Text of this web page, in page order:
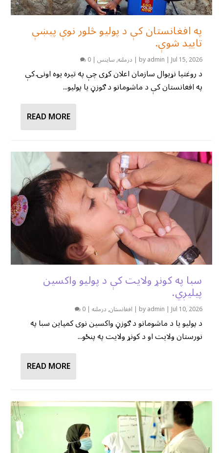
په افغانستان کې د پولیو څلور نوې پیښې
تایید شوې.
byadmin |Jul 15, 2026
| درملنه,ساینس |
0
د روغتیا نړیوال سازمان اعلان کړی چې په تیره یوه اونۍ کې
په افغانستان کې د ماشومانو د ګوزڼ یا پولیو...
READ MORE
سبا په کونړ ولایت کې د پولیو واکسین
پیلیږي.
byadmin |Jul 10, 2026
| افغانستان,درملنه |
0
د پولیو یا د ماشومانو د ګوزڼ واکسین نوی کمپاین سبا په
نورستان ولایت او د کونړ ولایت په پنځو...
READ MORE